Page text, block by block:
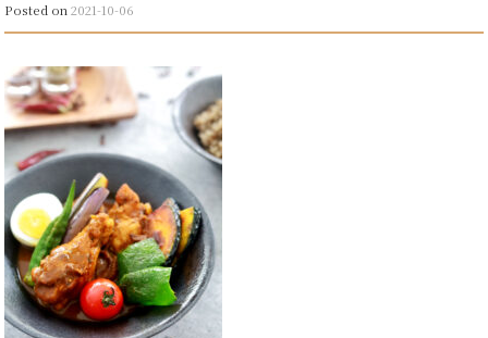
Posted on2021-10-06